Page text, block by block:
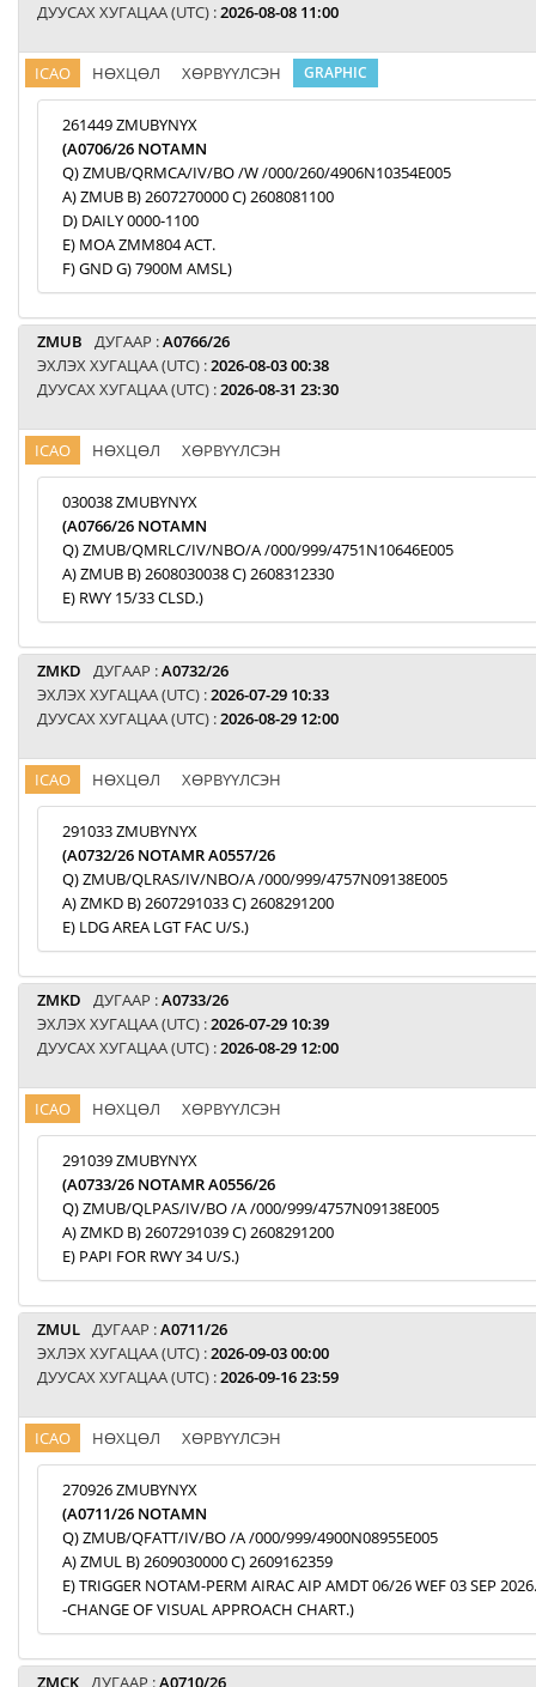
ДУУСАХ ХУГАЦАА (UTC) :2026-08-08 11:00
ICAO НӨХЦӨЛ ХӨРВҮҮЛСЭН GRAPHIC
261449 ZMUBYNYX
(A0706/26 NOTAMN
Q) ZMUB/QRMCA/IV/BO /W /000/260/4906N10354E005
A) ZMUB B) 2607270000 C) 2608081100
D) DAILY 0000-1100
E) MOA ZMM804 ACT.
F) GND G) 7900M AMSL)
ZMUB ДУГААР :A0766/26
ЭХЛЭХ ХУГАЦАА (UTC) :2026-08-03 00:38
ДУУСАХ ХУГАЦАА (UTC) :2026-08-31 23:30
ICAO НӨХЦӨЛ ХӨРВҮҮЛСЭН
030038 ZMUBYNYX
(A0766/26 NOTAMN
Q) ZMUB/QMRLC/IV/NBO/A /000/999/4751N10646E005
A) ZMUB B) 2608030038 C) 2608312330
E) RWY 15/33 CLSD.)
ZMKD ДУГААР :A0732/26
ЭХЛЭХ ХУГАЦАА (UTC) :2026-07-29 10:33
ДУУСАХ ХУГАЦАА (UTC) :2026-08-29 12:00
ICAO НӨХЦӨЛ ХӨРВҮҮЛСЭН
291033 ZMUBYNYX
(A0732/26 NOTAMR A0557/26
Q) ZMUB/QLRAS/IV/NBO/A /000/999/4757N09138E005
A) ZMKD B) 2607291033 C) 2608291200
E) LDG AREA LGT FAC U/S.)
ZMKD ДУГААР :A0733/26
ЭХЛЭХ ХУГАЦАА (UTC) :2026-07-29 10:39
ДУУСАХ ХУГАЦАА (UTC) :2026-08-29 12:00
ICAO НӨХЦӨЛ ХӨРВҮҮЛСЭН
291039 ZMUBYNYX
(A0733/26 NOTAMR A0556/26
Q) ZMUB/QLPAS/IV/BO /A /000/999/4757N09138E005
A) ZMKD B) 2607291039 C) 2608291200
E) PAPI FOR RWY 34 U/S.)
ZMUL ДУГААР :A0711/26
ЭХЛЭХ ХУГАЦАА (UTC) :2026-09-03 00:00
ДУУСАХ ХУГАЦАА (UTC) :2026-09-16 23:59
ICAO НӨХЦӨЛ ХӨРВҮҮЛСЭН
270926 ZMUBYNYX
(A0711/26 NOTAMN
Q) ZMUB/QFATT/IV/BO /A /000/999/4900N08955E005
A) ZMUL B) 2609030000 C) 2609162359
E) TRIGGER NOTAM-PERM AIRAC AIP AMDT 06/26 WEF 03 SEP 2026.
-CHANGE OF VISUAL APPROACH CHART.)
ZMCK ДУГААР :A0710/26